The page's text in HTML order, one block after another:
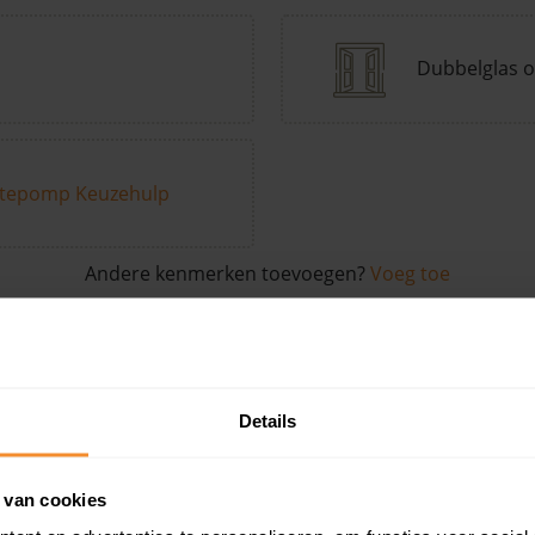
Details
cookies
Dubbelglas
Keuzehulp
Andere kenmerken toevoegen? Voeg toe
de buurt